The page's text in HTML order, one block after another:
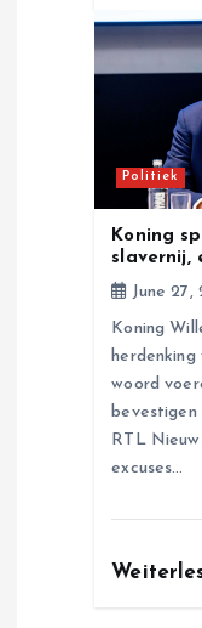
Politiek
Koning
slavernij,
June 27,
Koning
herdenking
woord
bevestigen
RTL
excuses…